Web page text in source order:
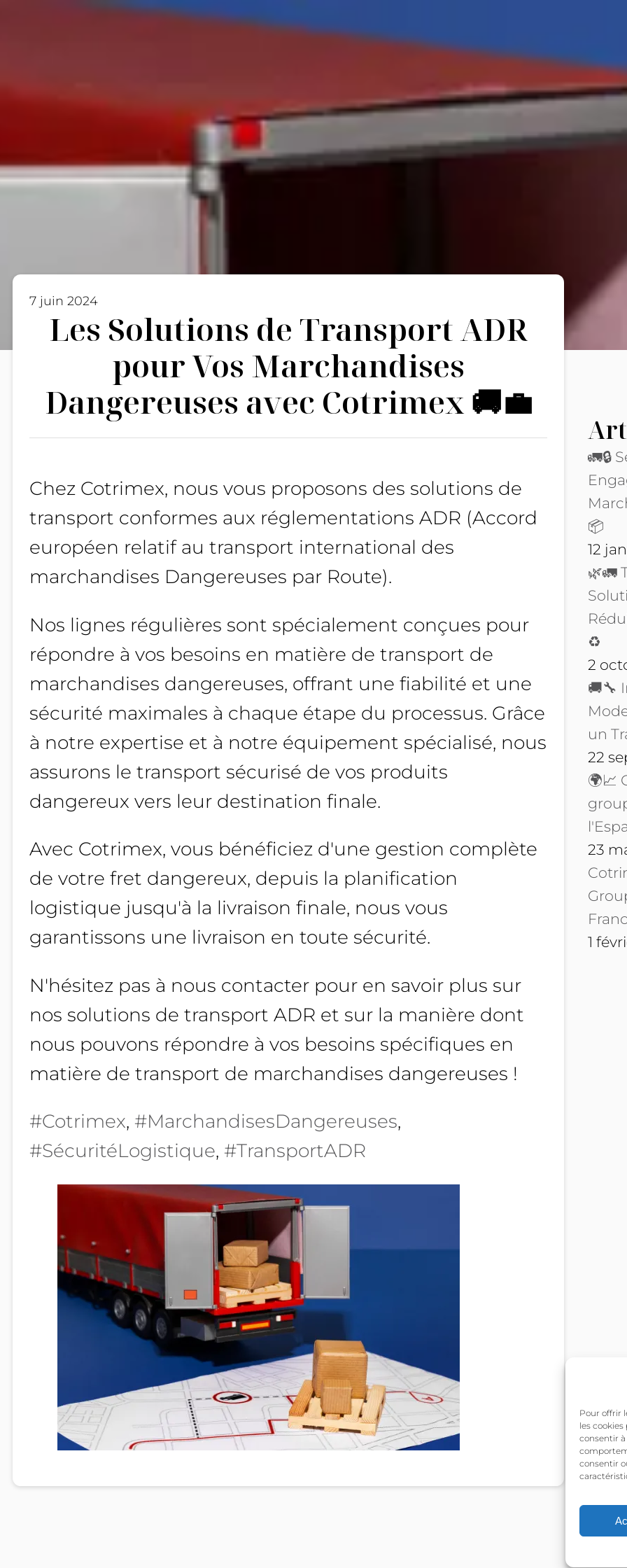
Pour offrir
les
consentir
consentir
7 juin 2024
Les Solutions de Transport ADR
pour Vos Marchandises
Dangereuses avec Cotrimex 🚚💼
Chez Cotrimex, nous vous proposons des solutions de
transport conformes aux réglementations ADR (Accord
européen relatif au transport international des
marchandises Dangereuses par Route).
Nos lignes régulières sont spécialement conçues pour
répondre à vos besoins en matière de transport de
marchandises dangereuses, offrant une fiabilité et une
sécurité maximales à chaque étape du processus. Grâce
à notre expertise et à notre équipement spécialisé, nous
assurons le transport sécurisé de vos produits
dangereux vers leur destination finale.
Avec Cotrimex, vous bénéficiez d'une gestion complète
de votre fret dangereux, depuis la planification
logistique jusqu'à la livraison finale, nous vous
garantissons une livraison en toute sécurité.
N'hésitez pas à nous contacter pour en savoir plus sur
nos solutions de transport ADR et sur la manière dont
nous pouvons répondre à vos besoins spécifiques en
matière de transport de marchandises dangereuses !
#Cotrimex, #MarchandisesDangereuses
#SécuritéLogistique, #TransportADR
🚛🔒
📦
12
🌿🚛
♻️
2
🚚🔧
un
22
🌍📈
23
1